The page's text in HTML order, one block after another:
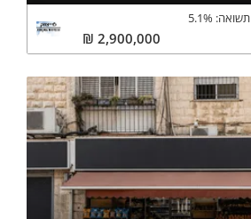
תשואה: 5.1%
2,900,000
₪